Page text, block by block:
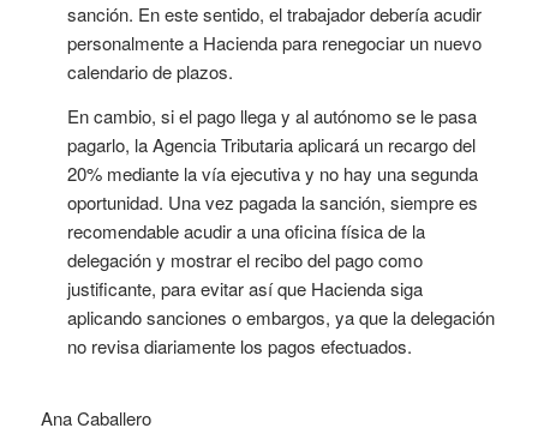
sanción. En este sentido, el trabajador debería acudir
personalmente a Hacienda para renegociar un nuevo
calendario de plazos.
En cambio, si el pago llega y al autónomo se le pasa
pagarlo, la Agencia Tributaria aplicará un recargo del
20% mediante la vía ejecutiva y no hay una segunda
oportunidad. Una vez pagada la sanción, siempre es
recomendable acudir a una oficina física de la
delegación y mostrar el recibo del pago como
justificante, para evitar así que Hacienda siga
aplicando sanciones o embargos, ya que la delegación
no revisa diariamente los pagos efectuados.
Ana Caballero